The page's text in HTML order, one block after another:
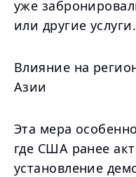
уже
или другие услуги.
Влияние на
Азии
Эта мера
где США ранее
установление